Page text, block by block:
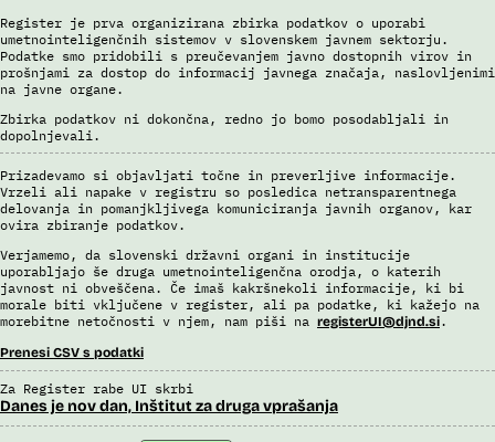
Register je prva organizirana zbirka podatkov o uporabi
umetnointeligenčnih sistemov v slovenskem javnem sektorju.
Podatke smo pridobili s preučevanjem javno dostopnih virov in
prošnjami za dostop do informacij javnega značaja, naslovljenimi
na javne organe.
Zbirka podatkov ni dokončna, redno jo bomo posodabljali in
dopolnjevali.
Prizadevamo si objavljati točne in preverljive informacije.
Vrzeli ali napake v registru so posledica netransparentnega
delovanja in pomanjkljivega komuniciranja javnih organov, kar
ovira zbiranje podatkov.
Verjamemo, da slovenski državni organi in institucije
uporabljajo še druga umetnointeligenčna orodja, o katerih
javnost ni obveščena. Če imaš kakršnekoli informacije, ki bi
morale biti vključene v register, ali pa podatke, ki kažejo na
morebitne netočnosti v njem, nam piši na registerUI@djnd.si.
Prenesi CSV s podatki
Za Register rabe UI skrbi
Danes je nov dan, Inštitut za druga vprašanja